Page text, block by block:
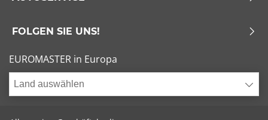
FOLGEN SIE UNS!
EUROMASTER in Europa
Land auswählen